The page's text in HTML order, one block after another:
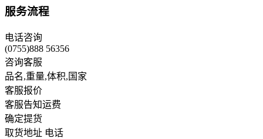
服务流程
电话咨询
(0755)888 56356
咨询客服
品名,重量,体积,国家
客服报价
客服告知运费
确定提货
取货地址 电话